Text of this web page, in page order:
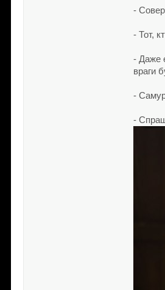
-
- Тот,
- Даже
враги
-
-